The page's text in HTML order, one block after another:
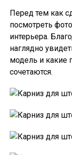
Перед тем как
посмотреть
интерьера.
наглядно
модель и какие
сочетаются.